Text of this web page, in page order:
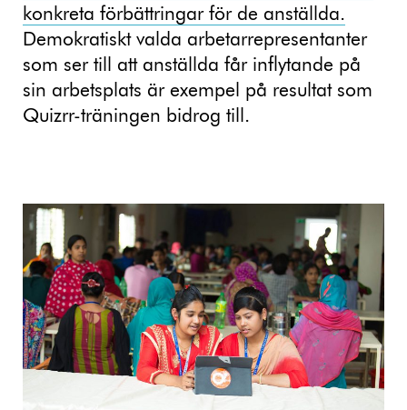
konkreta förbättringar för de anställda.
Demokratiskt valda arbetarrepresentanter
som ser till att anställda får inflytande på
sin arbetsplats är exempel på resultat som
Quizrr-träningen bidrog till.